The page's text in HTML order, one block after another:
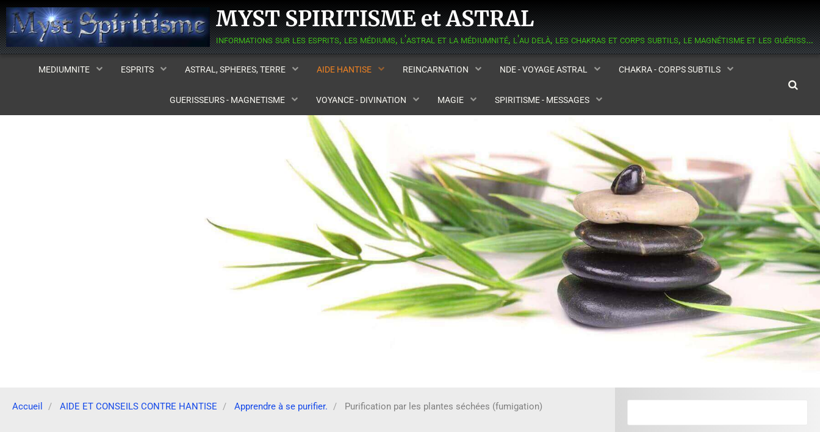
MYST SPIRITISME et ASTRAL
informations sur les esprits, les médiums, l'astral et la médiumnité, l'au delà, les chakras et corps subtils, le magnétisme et les guérisseurs, la réincarnation, l'aide contre les hantises.
MEDIUMNITE ESPRITS ASTRAL, SPHERES, TERRE AIDE HANTISE REINCARNATION NDE - VOYAGE ASTRAL CHAKRA - CORPS SUBTILS
GUERISSEURS - MAGNETISME VOYANCE - DIVINATION MAGIE SPIRITISME - MESSAGES
Accueil AIDE ET CONSEILS CONTRE HANTISE Apprendre à se purifier. Purification par les plantes séchées (fumigation)